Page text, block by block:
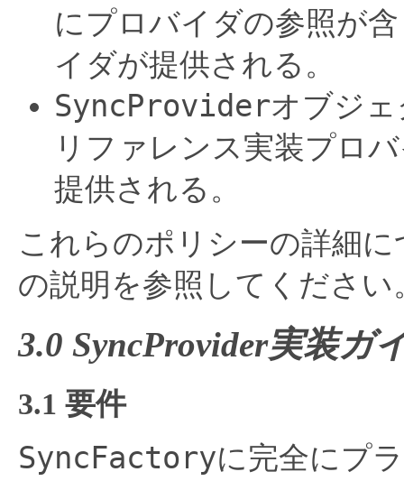
にプロバイダの参照が
イダが提供される。
SyncProviderオブジ
リファレンス実装プロ
提供される。
これらのポリシーの詳細
の説明を参照してください
3.0 SyncProvider実装ガ
3.1 要件
SyncFactoryに完全にプ